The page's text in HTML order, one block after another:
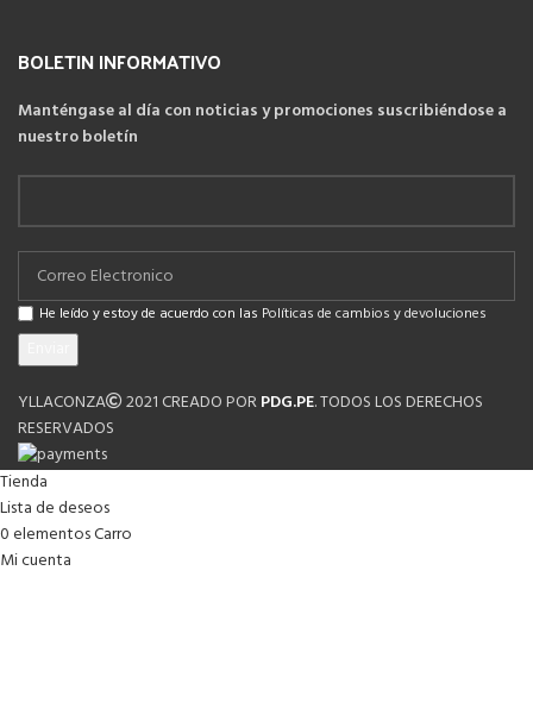
BOLETIN INFORMATIVO
Manténgase al día con noticias y promociones suscribiéndose a
nuestro boletín
He leído y estoy de acuerdo con las Políticas de cambios y devoluciones
YLLACONZA 2021 CREADO PORPDG.PE. TODOS LOS DERECHOS
RESERVADOS
Tienda
Lista de deseos
0elementosCarro
Mi cuenta